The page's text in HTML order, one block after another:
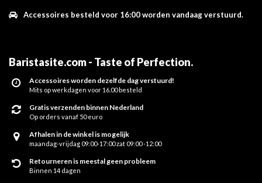
Accessoires besteld voor 16:00 worden vandaag verstuurd.
Baristasite.com - Taste of Perfection.
Accessoires worden dezelfde dag verstuurd!
Mits op werkdagen voor 16.00 besteld
Gratis verzenden binnen Nederland
Op orders vanaf 50 euro
Afhalen in de winkel is mogelijk
maandag-vrijdag 09:00-17:00 zat 09:00 -12:00
Retourneren is meestal geen probleem
Binnen 14 dagen